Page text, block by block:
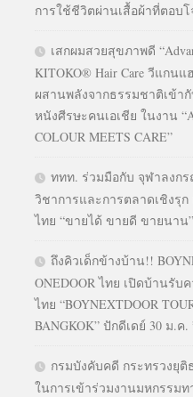
การใช้ชีวิตผ่านเสื้อผ้าที่ตอบ
เสกผมสวยสุขภาพดี
KITOKO® Hair Care วีแกน
ผสานพลังจากธรรมชาติเข้า
หนังศีรษะคนเอเชีย ในงาน
COLOUR MEETS CARE”
ททท. ร่วมมือกับ จุฬาลงก
วิชาการและการตลาดเชิงรุ
ไทย “ขายได้ ขายดี ขายนาน”
ถึงคิวเด็กข้างบ้าน!!
ONEDOOR ไทย เปิดบ้านรั
ไทย “BOYNEXTDOOR
BANGKOK” ปักดีเดย์ 30 ม.
กรมบังคับคดี กระทรวงยุ
ในการเข้าร่วมงานมหกรรม